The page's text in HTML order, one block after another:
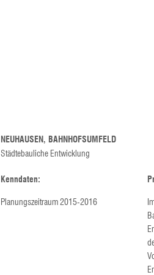
NEUHAUSEN, BAHNHOFSUMFELD
Städtebauliche Entwicklung
Kenndaten:
Planungszeitraum 2015-2016